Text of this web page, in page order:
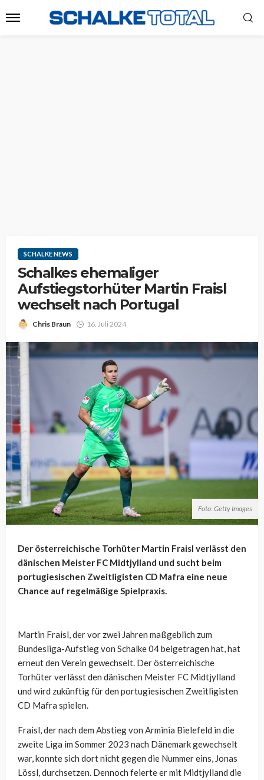
SCHALKE NEWS
Schalkes ehemaliger
Aufstiegstorhüter Martin Fraisl
wechselt nach Portugal
Chris Braun 16. Juli 2024
Foto: Getty Images
Der österreichische Torhüter Martin Fraisl verlässt den
dänischen Meister FC Midtjylland und sucht beim
portugiesischen Zweitligisten CD Mafra eine neue
Chance auf regelmäßige Spielpraxis.
Martin Fraisl, der vor zwei Jahren maßgeblich zum
Bundesliga-Aufstieg von Schalke 04 beigetragen hat, hat
erneut den Verein gewechselt. Der österreichische
Torhüter verlässt den dänischen Meister FC Midtjylland
und wird zukünftig für den portugiesischen Zweitligisten
CD Mafra spielen.
Fraisl, der nach dem Abstieg von Arminia Bielefeld in die
zweite Liga im Sommer 2023 nach Dänemark gewechselt
war, konnte sich dort nicht gegen die Nummer eins, Jonas
Lössl, durchsetzen. Dennoch feierte er mit Midtjylland die